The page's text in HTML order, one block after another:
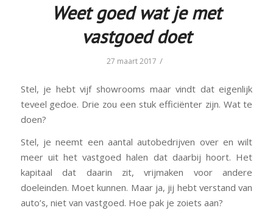
Weet goed wat je met
vastgoed doet
27 maart 2017 /
Stel, je hebt vijf showrooms maar vindt dat eigenlijk
teveel gedoe. Drie zou een stuk efficiënter zijn. Wat te
doen?
Stel, je neemt een aantal autobedrijven over en wilt
meer uit het vastgoed halen dat daarbij hoort. Het
kapitaal dat daarin zit, vrijmaken voor andere
doeleinden. Moet kunnen. Maar ja, jij hebt verstand van
auto’s, niet van vastgoed. Hoe pak je zoiets aan?